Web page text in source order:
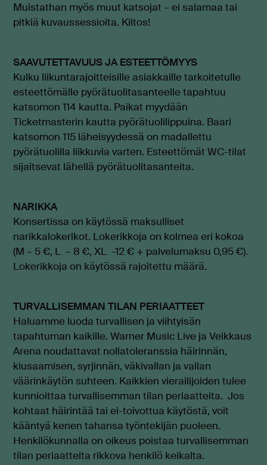
Muistathan myös muut katsojat – ei salamaa tai
pitkiä kuvaussessioita. Kiitos!
SAAVUTETTAVUUS JA ESTEETTÖMYYS
Kulku liikuntarajoitteisille asiakkaille tarkoitetulle
esteettömälle pyörätuolitasanteelle tapahtuu
katsomon 114 kautta. Paikat myydään
Ticketmasterin kautta pyörätuolilippuina. Baari
katsomon 115 läheisyydessä on madallettu
pyörätuolilla liikkuvia varten. Esteettömät WC-tilat
sijaitsevat lähellä pyörätuolitasanteita.
NARIKKA
Konsertissa on käytössä maksulliset
narikkalokerikot. Lokerikkoja on kolmea eri kokoa
(M – 5 €, L – 8 €, XL -12 € + palvelumaksu 0,95 €).
Lokerikkoja on käytössä rajoitettu määrä.
TURVALLISEMMAN TILAN PERIAATTEET
Haluamme luoda turvallisen ja viihtyisän
tapahtuman kaikille. Warner Music Live ja Veikkaus
Arena noudattavat nollatoleranssia häirinnän,
kiusaamisen, syrjinnän, väkivallan ja vallan
väärinkäytön suhteen. Kaikkien vierailijoiden tulee
kunnioittaa turvallisemman tilan periaatteita. Jos
kohtaat häirintää tai ei-toivottua käytöstä, voit
kääntyä kenen tahansa työntekijän puoleen.
Henkilökunnalla on oikeus poistaa turvallisemman
tilan periaatteita rikkova henkilö keikalta.